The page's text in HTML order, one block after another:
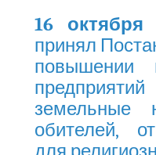
16 октября
принял
повышении
земельные
обителей,